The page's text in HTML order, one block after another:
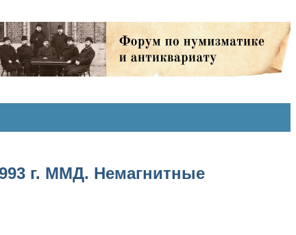
г. ММД. Немагнитные